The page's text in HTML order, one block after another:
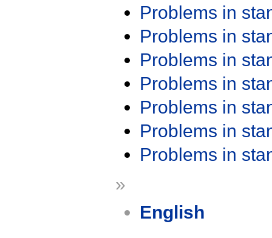
Problems in
Problems in
Problems in
Problems in
Problems in
Problems in
Problems in
»
English